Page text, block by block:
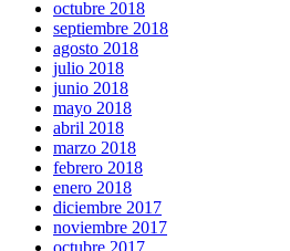
octubre 2018
septiembre 2018
agosto 2018
julio 2018
junio 2018
mayo 2018
abril 2018
marzo 2018
febrero 2018
enero 2018
diciembre 2017
noviembre 2017